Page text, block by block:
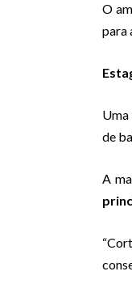
O
para
Uma
de
A